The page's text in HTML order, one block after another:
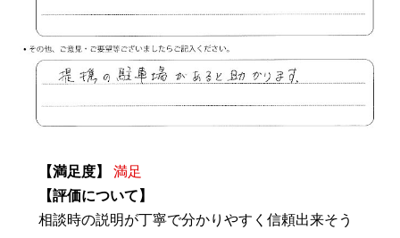
【満足度】
満足
【評価について】
相談時の説明が丁寧で分かりやすく信頼出来そう